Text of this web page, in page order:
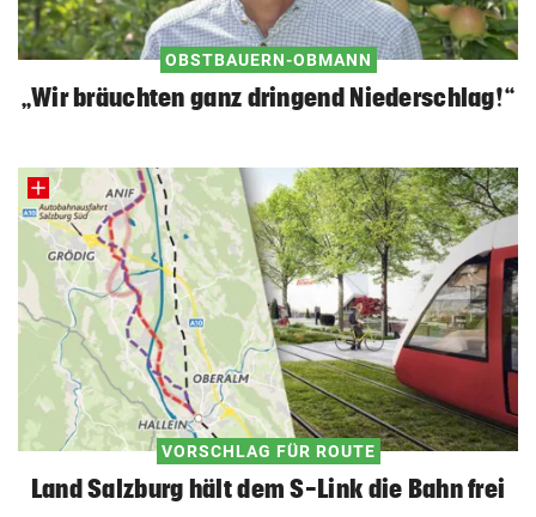
OBSTBAUERN-OBMANN
„Wir bräuchten ganz dringend Niederschlag!“
VORSCHLAG FÜR ROUTE
Land Salzburg hält dem S-Link die Bahn frei